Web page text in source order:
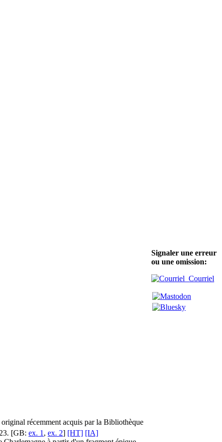
récemment acquis par la Bibliothèque
[GB: ex. 1 , ex. 2] [HT] [IA]
Signaler une erreur
ou une omission:
Courriel